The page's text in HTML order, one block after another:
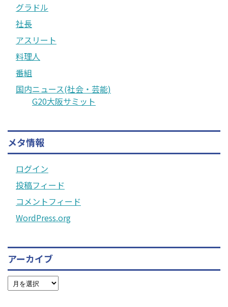
グラドル
社長
アスリート
料理人
番組
国内ニュース(社会・芸能)
G20大阪サミット
メタ情報
ログイン
投稿フィード
コメントフィード
WordPress.org
アーカイブ